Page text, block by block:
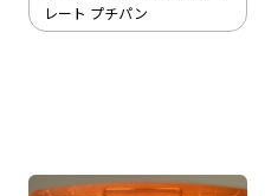
レート プチパン